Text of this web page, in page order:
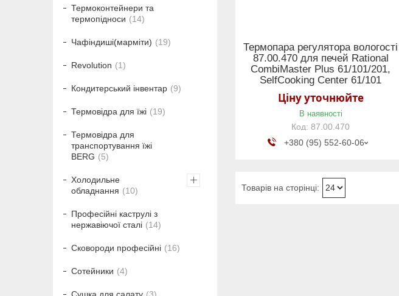
Термопара регулятора вологості
87.00.470 для печей Rational
CombiMaster Plus 61/101/201,
SelfCooking Center 61/101
Ціну уточнюйте
В наявності
87.00.470
+380 (95) 552-60-06
Термоконтейнери та
термопідноси
14
Чафіндиші(марміти) 19
Revolution 1
Кондитерський інвентар 9
Термовідра для їжі 19
Термовідра для
транспортування їжі
BERG
5
Холодильне
обладнання
10
Професійні каструлі з
нержавіючої сталі
14
Сковороди професійні 16
Сотейники 4